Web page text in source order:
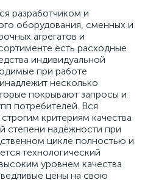
разработчиком и
оборудования, сменных и
агрегатов и
есть расходные
индивидуальной
при работе
несколько
покрывают запросы и
потребителей. Вся
критериям качества
степени надёжности при
цикле полностью и
технологический
уровнем качества
цены на свою